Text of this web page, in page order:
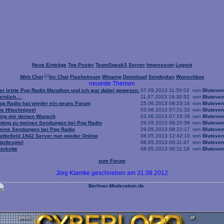
Neue Einträge Top Poster TeamSpeak3 Server Impressum Logout
Web ChatIrc Chat Flashstream Winamp Download Sendeplan Wunschbox
neueste Themen
letzte Pop Radio Marathon und ich war dabei gewesen. 07.09.2013 11:50:02 von
11.07.2013 18:30:52 von
Radio hat wieder ein neues Forum
25.06.2013 09:23:16 von
Hitschnipsel
03.06.2013 07:21:32 von
mir deinen Wunsch
03.06.2013 07:15:39 von
zu meinen Sendungen bei Pop Radio
29.05.2013 08:25:58 von
Sendungen bei Pop Radio
29.05.2013 08:21:17 von
1942 Server nun wieder Online
08.05.2013 12:42:10 von
08.05.2013 09:11:47 von
08.05.2013 09:11:18 von
zum Forum
:
Jörg Klamke geschrieben am 31.08.2012